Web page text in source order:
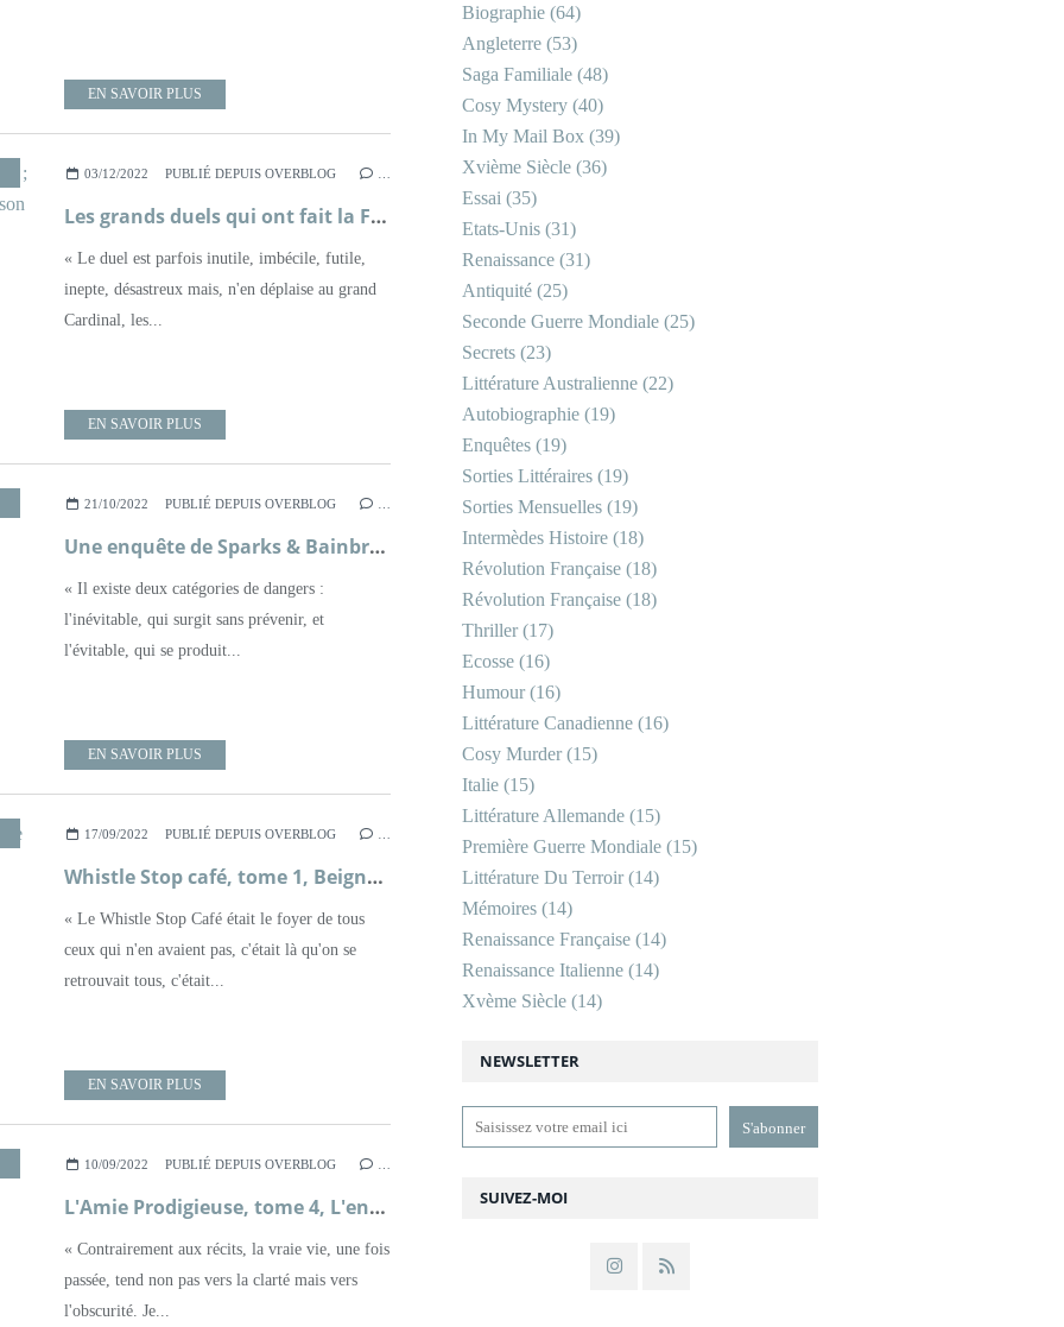
EN SAVOIR PLUS
HISTOIRE DE FRANCE, LITTÉRATURE FRANÇAISE,MOYEN ÂGE POLITIQUE,XIXÈME SIÈCLE,XXÈME SIÈCLE
03/12/2022 PUBLIÉ DEPUIS OVERBLOG
Les grands duels qui ont fait la France ; Alexis Brézet et Jean-Christophe Buisson (dir.)
« Le duel est parfois inutile, imbécile, futile,
inepte, désastreux mais, n'en déplaise au grand
Cardinal, les...
EN SAVOIR PLUS
HISTOIRE,LITTÉRATURE BRITANNIQUE,POLICIER,ROMAN XXÈME SIÈCLE
21/10/2022 PUBLIÉ DEPUIS OVERBLOG
Une enquête de Sparks & Bainbridge, tome 1, Le bureau du mariage idéal ; Allison Montclair
« Il existe deux catégories de dangers :
l'inévitable, qui surgit sans prévenir, et
l'évitable, qui se produit...
EN SAVOIR PLUS
ROMAN,XXÈME SIÈCLE
17/09/2022 PUBLIÉ DEPUIS OVERBLOG
Whistle Stop café, tome 1, Beignets de tomates vertes ; Fannie Flagg
« Le Whistle Stop Café était le foyer de tous
ceux qui n'en avaient pas, c'était là qu'on se
retrouvait tous, c'était...
EN SAVOIR PLUS
,MÉMOIRES,NAPLES,ROMAN,SOUVENIRS ,XXÈME SIÈCLE
10/09/2022 PUBLIÉ DEPUIS OVERBLOG
L'Amie Prodigieuse, tome 4, L'enfant perdue ; Elena Ferrante
« Contrairement aux récits, la vraie vie, une fois
passée, tend non pas vers la clarté mais vers
l'obscurité. Je...
NEWSLETTER
SUIVEZ-MOI
Biographie (64)
Angleterre (53)
Saga Familiale (48)
Cosy Mystery (40)
In My Mail Box (39)
Xvième Siècle (36)
Essai (35)
Etats-Unis (31)
Renaissance (31)
Antiquité (25)
Seconde Guerre Mondiale (25)
Secrets (23)
Littérature Australienne (22)
Autobiographie (19)
Enquêtes (19)
Sorties Littéraires (19)
Sorties Mensuelles (19)
Intermèdes Histoire (18)
Révolution Française (18)
Révolution Française (18)
Thriller(17)
Ecosse (16)
Humour(16)
Littérature Canadienne (16)
Cosy Murder(15)
Italie (15)
Littérature Allemande (15)
Première Guerre Mondiale (15)
Littérature Du Terroir(14)
Mémoires (14)
Renaissance Française (14)
Renaissance Italienne (14)
Xvème Siècle (14)